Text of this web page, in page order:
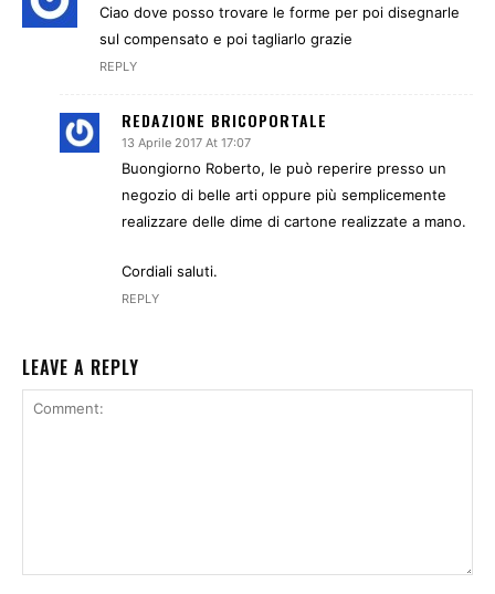
Ciao dove posso trovare le forme per poi disegnarle
sul compensato e poi tagliarlo grazie
REPLY
REDAZIONE BRICOPORTALE
13 Aprile 2017 At 17:07
Buongiorno Roberto, le può reperire presso un
negozio di belle arti oppure più semplicemente
realizzare delle dime di cartone realizzate a mano.
Cordiali saluti.
REPLY
LEAVE A REPLY